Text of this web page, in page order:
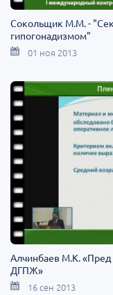
Сокольщик М.М. -
гипогонадизмом"
01 ноя 2013
Алчинбаев М.К. «Пред
ДГПЖ»
16 сен 2013